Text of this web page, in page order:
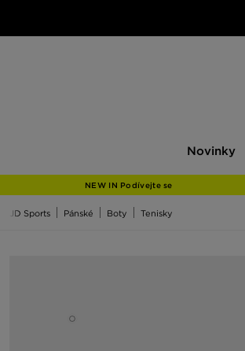
Novinky
NEW IN Podívejte se
JD Sports Pánské Boty Tenisky